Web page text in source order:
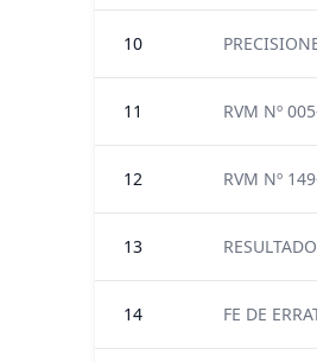
10
11 RVM Nº
12 RVM Nº
13
14 FE DE